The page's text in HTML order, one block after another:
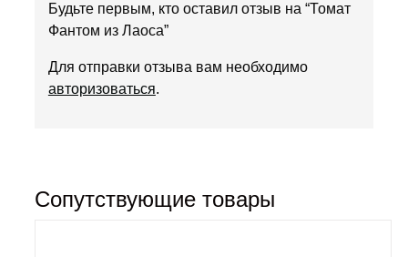
Будьте первым, кто оставил отзыв на “Томат
Фантом из Лаоса”
Для отправки отзыва вам необходимо
авторизоваться.
Сопутствующие товары